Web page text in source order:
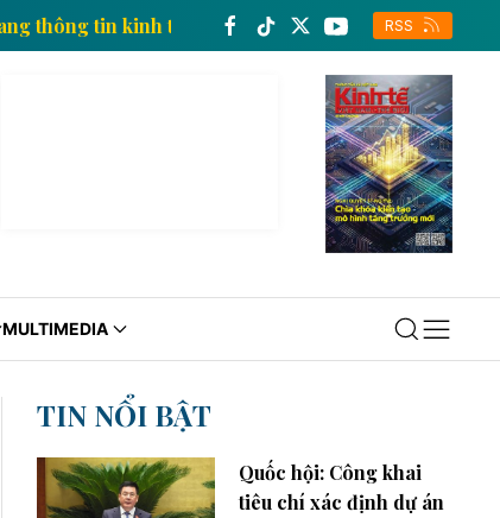
Trang thông tin kinh tế của Thông tấn xã Việt
RSS
MULTIMEDIA
TIN NỔI BẬT
Quốc hội: Công khai
tiêu chí xác định dự án